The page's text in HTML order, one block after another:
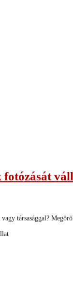
társasággal?